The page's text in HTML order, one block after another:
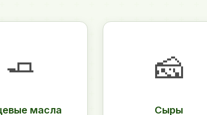
🧈
масла
🧀
Сыры